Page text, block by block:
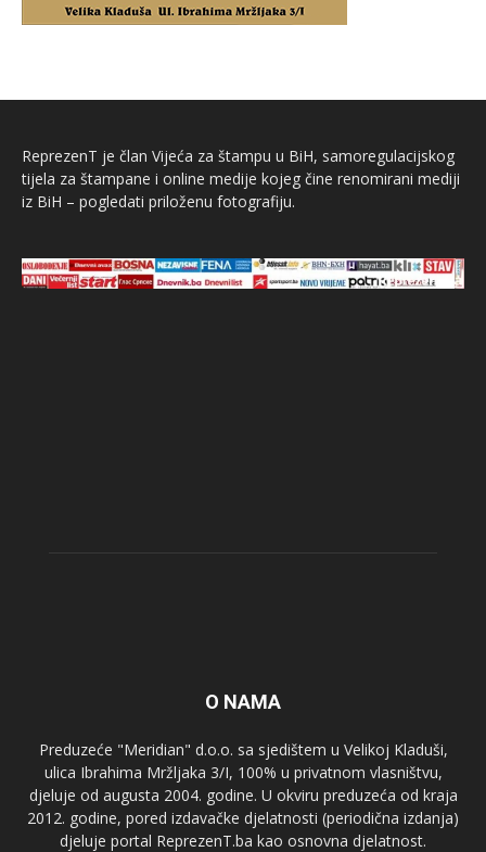
ReprezenT je član Vijeća za štampu u BiH, samoregulacijskog
tijela za štampane i online medije kojeg čine renomirani mediji
iz BiH – pogledati priloženu fotografiju.
O NAMA
Preduzeće "Meridian" d.o.o. sa sjedištem u Velikoj Kladuši,
ulica Ibrahima Mržljaka 3/I, 100% u privatnom vlasništvu,
djeluje od augusta 2004. godine. U okviru preduzeća od kraja
2012. godine, pored izdavačke djelatnosti (periodična izdanja)
djeluje portal ReprezenT.ba kao osnovna djelatnost.